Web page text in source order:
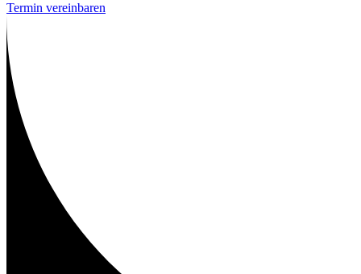
Termin vereinbaren